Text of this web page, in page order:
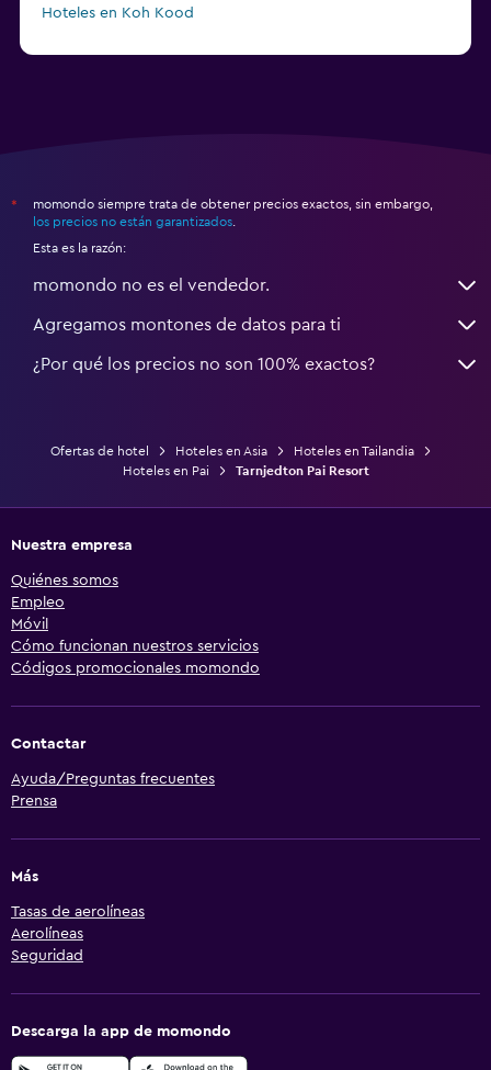
Hoteles en Koh Kood
*
momondo siempre trata de obtener precios exactos, sin embargo,
los precios no están garantizados
Esta es la razón:
momondo no es el vendedor.
Agregamos montones de datos para ti
¿Por qué los precios no son 100% exactos?
Ofertas de hotel Hoteles en Asia
Hoteles en Tailandia
Hoteles en Pai
Tarnjedton Pai Resort
Nuestra empresa
Quiénes somos
Empleo
Móvil
Cómo funcionan nuestros servicios
Códigos promocionales momondo
Contactar
Ayuda/Preguntas frecuentes
Prensa
Más
Tasas de aerolíneas
Aerolíneas
Seguridad
Descarga la app de momondo